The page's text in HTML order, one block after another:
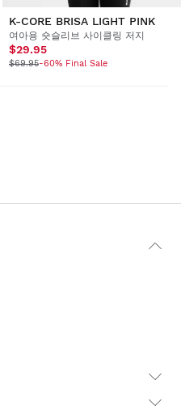
K-CORE BRISA LIGHT PINK
여아용 숏슬리브 사이클링 저지
$29.95
$69.95-60% Final Sale